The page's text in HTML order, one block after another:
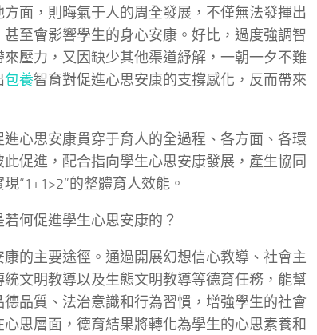
面，則晦氣于人的周全發展，不僅無法發揮出
至會影響學生的身心安康。好比，過度強調智
壓力，又因缺少其他渠道紓解，一朝一夕不難
包養智育對促進心思安康的支撐感化，反而帶來
心思安康貫穿于育人的全過程、各方面、各環
促進，配合指向學生心思安康發展，產生協同
“1+1>2”的整體育人效能。
何促進學生心思安康的？
的主要途徑。通過開展幻想信心教導、社會主
文明教導以及生態文明教導等德育任務，能幫
品質、法治意識和行為習慣，增強學生的社會
思層面，德育結果將轉化為學生的心思素養和